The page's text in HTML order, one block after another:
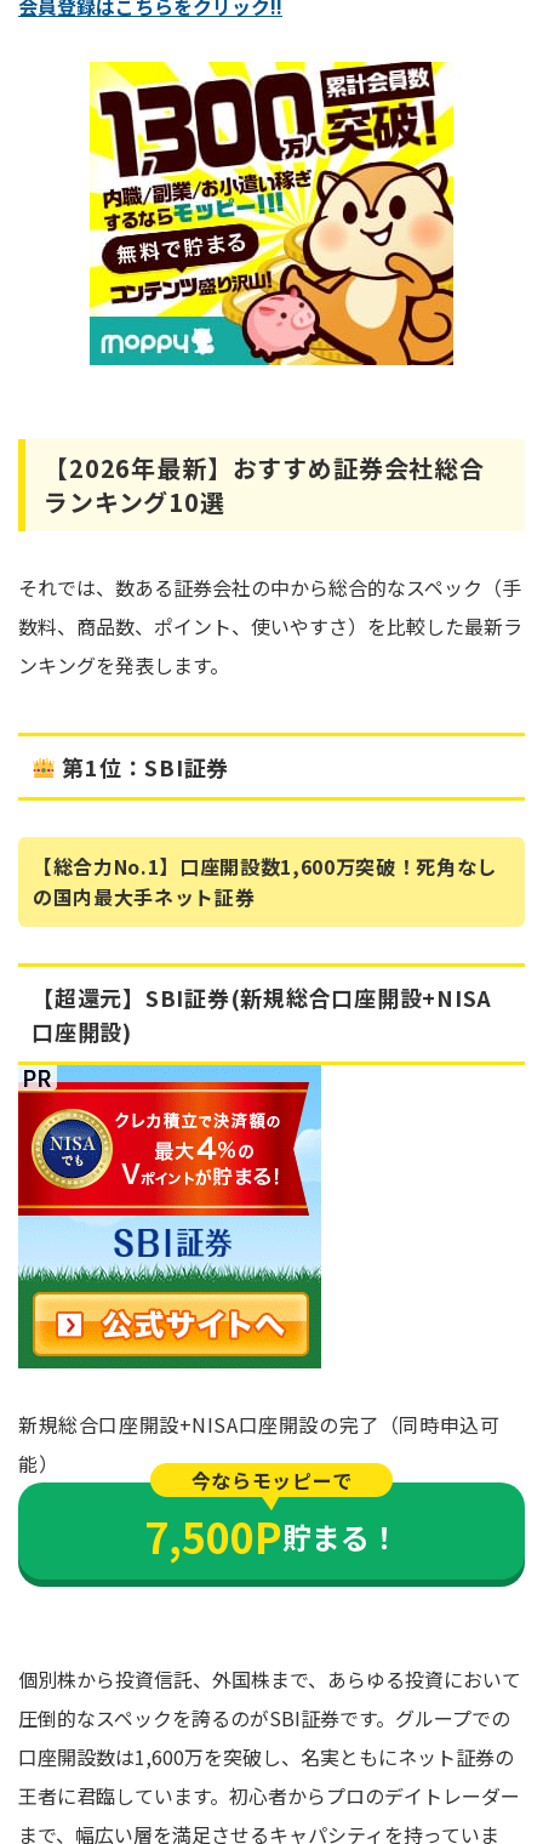
会員登録はこちらをクリック!!
【2026年最新】おすすめ証券会社総合
ランキング10選
それでは、数ある証券会社の中から総合的なスペック（手
数料、商品数、ポイント、使いやすさ）を比較した最新ラ
ンキングを発表します。
第1位：SBI証券
【総合力No.1】口座開設数1,600万突破！死角なし
の国内最大手ネット証券
【超還元】SBI証券(新規総合口座開設+NISA
口座開設)
新規総合口座開設+NISA口座開設の完了（同時申込可
能）
今ならモッピーで
7,500P貯まる！
個別株から投資信託、外国株まで、あらゆる投資において
圧倒的なスペックを誇るのがSBI証券です。グループでの
口座開設数は1,600万を突破し、名実ともにネット証券の
王者に君臨しています。初心者からプロのデイトレーダー
まで、幅広い層を満足させるキャパシティを持っていま